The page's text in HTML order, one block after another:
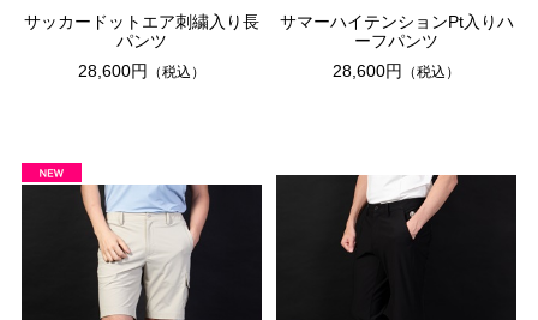
サッカードットエア刺繍入り長
パンツ
28,600円
（税込）
サマーハイテンションPt入りハ
ーフパンツ
28,600円
（税込）